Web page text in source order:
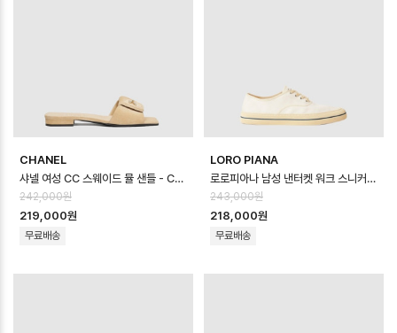
CHANEL
샤넬 여성 CC 스웨이드 뮬 샌들 - Chanel Womens CC Suede Mule S…
242,000원
219,000원
무료배송
LORO PIANA
로로피아나 남성 낸터켓 워크 스니커즈 - Loro Piana Mens Nantucket W…
243,000원
218,000원
무료배송